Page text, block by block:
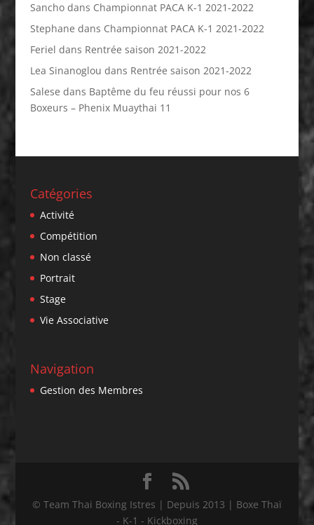
Sanchodans Championnat PACA K-1 2021-2022
Stephane dans Championnat PACA K-1 2021-2022
Feriel dans Rentrée saison 2021-2022
Lea Sinanoglou dans Rentrée saison 2021-2022
Salese dans Baptême du feu réussi pour nos 6
Boxeurs – Phenix Muaythai 11
Catégories
Activité
Compétition
Non classé
Portrait
Stage
Vie Associative
Navigation
Gestion des Membres
© Team Thai Boxing Istres | Depuis 2013 | Boxe Thaï
- K-1 - Kickboxing